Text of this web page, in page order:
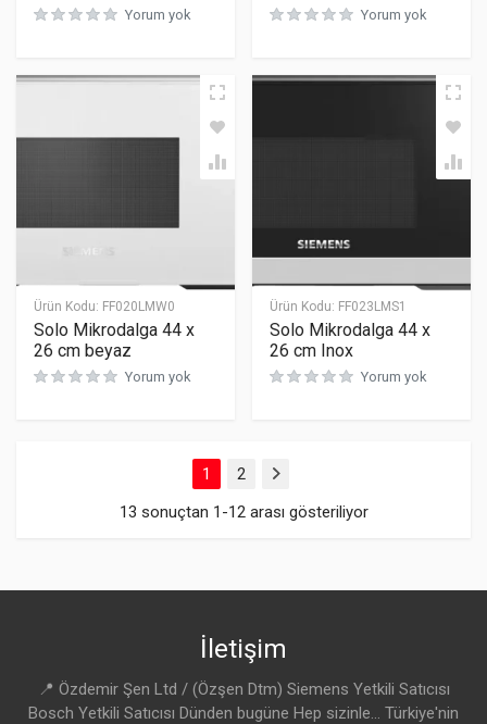
Yorum yok Yorum yok
Ürün Kodu: FF020LMW0
Solo Mikrodalga 44 x
26 cm beyaz
Yorum yok
Ürün Kodu: FF023LMS1
Solo Mikrodalga 44 x
26 cm Inox
Yorum yok
1 2
İleri
13 sonuçtan 1-12 arası gösteriliyor
İletişim
📍 Özdemir Şen Ltd / (Özşen Dtm) Siemens Yetkili Satıcısı
Bosch Yetkili Satıcısı Dünden bugüne Hep sizinle... Türkiye'nin